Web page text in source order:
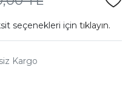
seçenekleri için tıklayın.
Kargo